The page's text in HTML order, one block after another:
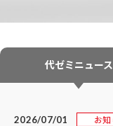
代ゼミニュース
2026/07/01 お